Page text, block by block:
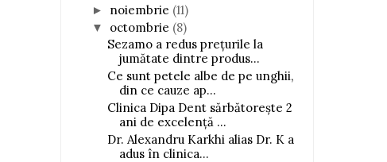
► noiembrie (11)
▼ octombrie (8)
Sezamo a redus prețurile la
jumătate dintre produs...
Ce sunt petele albe de pe unghii,
din ce cauze ap...
Clinica Dipa Dent sărbătorește 2
ani de excelență ...
Dr. Alexandru Karkhi alias Dr. K a
adus în clinica...